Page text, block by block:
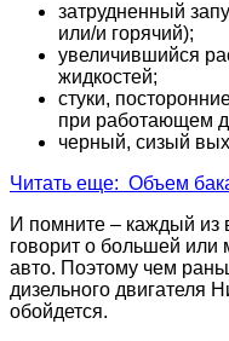
затрудненный
или/и горячий);
увеличившийся
жидкостей;
стуки,
при работающем
черный, сизый
Читать еще: Объем
И помните – каждый из
говорит о большей
авто. Поэтому чем
дизельного двигателя
обойдется.